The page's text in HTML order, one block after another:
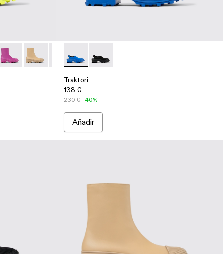
piel negros
- Black
de piel verde con cremallera
- Botas burdeos de piel
009 - Sneaker alta de piel blanca con cremallera
- A700004-006 - Botas de piel verde claro
Traktori - A700004-005 - Botas de piel violetas
Traktori - A700004-004 - Botas de piel beige
Traktori - A700004-003
Traktori - A700004-002
Traktori - A700004-001 - Botas
Traktori - A500021-002 - Zueco de tejido azul
Traktori - A500021-001 - Zueco de
Traktori
138 €
230 € -40%
Añadir